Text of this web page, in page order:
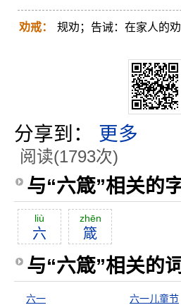
劝戒： 规劝；告诫：在家人的
分享到： 更多
阅读(1793次)
与“六箴”相关的
liù
六
zhēn
箴
与“六箴”相关的
六一 六一儿童节